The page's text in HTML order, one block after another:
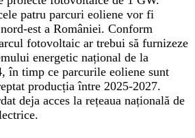
patru parcuri eoliene vor fi
est a României. Conform
fotovoltaic ar trebui să furnizeze
energetic național de la
în timp ce parcurile eoliene sunt
producția între 2025-2027.
deja acces la rețeaua națională de